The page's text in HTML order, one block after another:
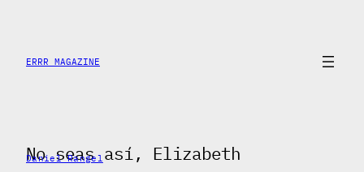
content
ERRR MAGAZINE
No seas así, Elizabeth
Daniel Rangel